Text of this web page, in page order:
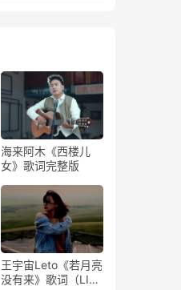
海来阿木《西楼儿
女》歌词完整版
王宇宙Leto《若月亮
没有来》歌词（LIVE